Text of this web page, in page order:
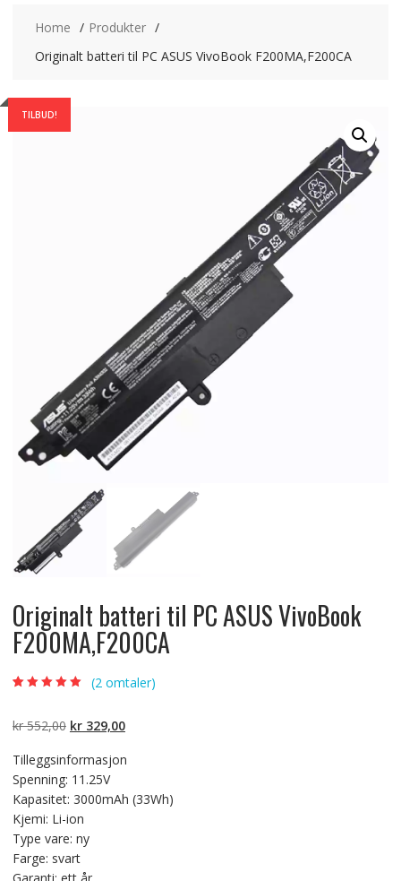
Home
Produkter
Originalt batteri til PC ASUS VivoBook F200MA,F200CA
TILBUD!
Originalt batteri til PC ASUS VivoBook
F200MA,F200CA
kundevurderinger
(2omtaler)
kr552,00 Opprinnelig
var:
kr 552,00.
kr329,00Nåværende
er:
Tilleggsinformasjon
Spenning: 11.25V
Kapasitet: 3000mAh (33Wh)
Kjemi: Li-ion
Type vare: ny
Farge: svart